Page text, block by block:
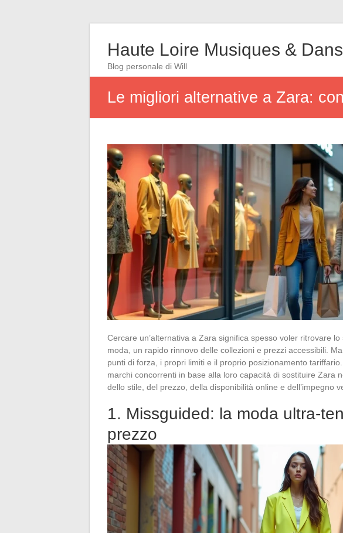
Haute Loire Musiques &
Blog personale di Will
Le migliori alternative a Zara:
Cercare un’alternativa a Zara significa spesso voler ritrovare
moda, un rapido rinnovo delle collezioni e prezzi accessibili.
punti di forza, i propri limiti e il proprio posizionamento
marchi concorrenti in base alla loro capacità di sostituire Zara
dello stile, del prezzo, della disponibilità online e dell’impegno
1. Missguided: la moda ultra-
prezzo